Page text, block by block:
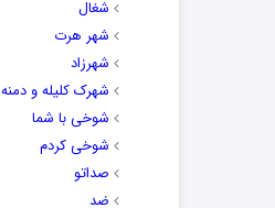
شغال
شهر هرت
شهرزاد
شهرک کلیله و دمنه
شوخی با شما
شوخی کردم
صداتو
ضد